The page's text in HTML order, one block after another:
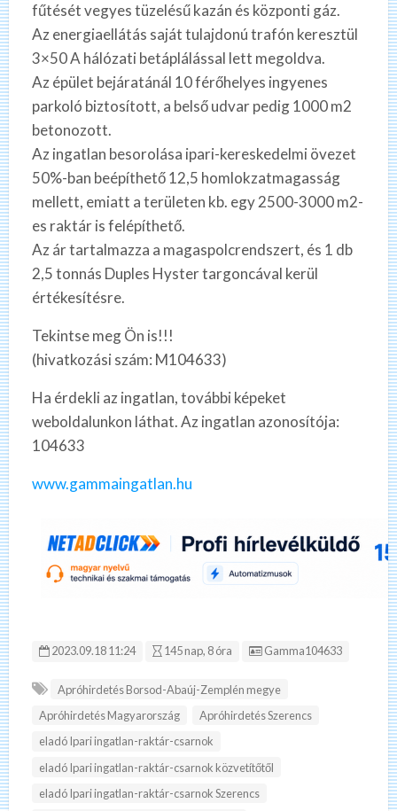
fűtését vegyes tüzelésű kazán és központi gáz.
Az energiaellátás saját tulajdonú trafón keresztül
3×50 A hálózati betáplálással lett megoldva.
Az épület bejáratánál 10 férőhelyes ingyenes
parkoló biztosított, a belső udvar pedig 1000 m2
betonozott.
Az ingatlan besorolása ipari-kereskedelmi övezet
50%-ban beépíthető 12,5 homlokzatmagasság
mellett, emiatt a területen kb. egy 2500-3000 m2-
es raktár is felépíthető.
Az ár tartalmazza a magaspolcrendszert, és 1 db
2,5 tonnás Duples Hyster targoncával kerül
értékesítésre.
Tekintse meg Ön is!!!
(hivatkozási szám: M104633)
Ha érdekli az ingatlan, további képeket
weboldalunkon láthat. Az ingatlan azonosítója:
104633
www.gammaingatlan.hu
2023.09.18 11:24 145 nap, 8 óra Hirdetés ID:
Gamma104633
Apróhirdetés Borsod-Abaúj-Zemplén megye
Apróhirdetés Magyarország
Apróhirdetés Szerencs
eladó Ipari ingatlan-raktár-csarnok
eladó Ipari ingatlan-raktár-csarnok közvetítőtől
eladó Ipari ingatlan-raktár-csarnok Szerencs